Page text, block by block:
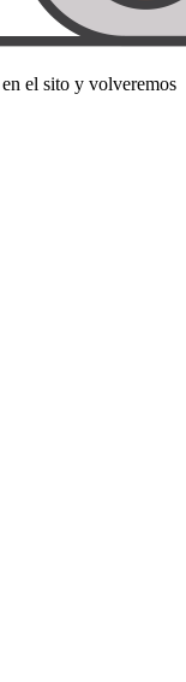
el sito y volveremos